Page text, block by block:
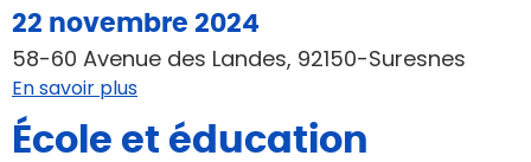
22 novembre 2024
58-60 Avenue des Landes, 92150-Suresnes
En savoir plus
École et éducation